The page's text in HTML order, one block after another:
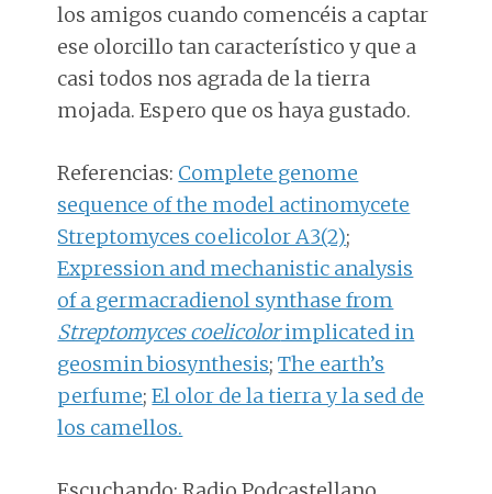
los amigos cuando comencéis a captar
ese olorcillo tan característico y que a
casi todos nos agrada de la tierra
mojada. Espero que os haya gustado.
Referencias: Complete genome
sequence of the model actinomycete
Streptomyces coelicolor A3(2);
Expression and mechanistic analysis
of a germacradienol synthase from
Streptomyces coelicolorimplicated in
geosmin biosynthesis;The earth’s
perfume;El olor de la tierra y la sed de
los camellos.